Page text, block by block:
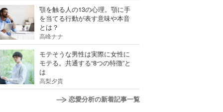
顎を触る人の13の心理。顎に手
を当てる行動が表す意味や本音
とは？
高峰ナナ
モテそうな男性は実際に女性に
モテる。共通する“8つの特徴”と
は
高梨夕貴
恋愛分析の新着記事一覧